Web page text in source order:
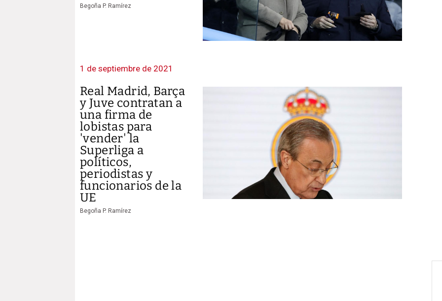
Begoña P. Ramírez
1 de septiembre de 2021
Real Madrid, Barça
y Juve contratan a
una firma de
lobistas para
'vender' la
Superliga a
políticos,
periodistas y
funcionarios de la
UE
Begoña P. Ramírez